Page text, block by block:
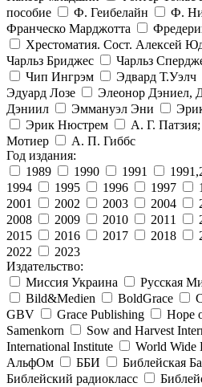
пособие
Ф. Геибелайн Ф.
Франческо Марджотта
Хрестоматия. Сост. Алексей
Чарльз Бриджес
Чарльз
Чип Ингрэм
Эдвард Т.Уэлч
Эдуард Лозе
Элеонор Дэниел,
Дэниил
Эммануэл Эни
Эрик Нюстрем
А. Г.
Мотиер
А. П. Гиббс
Год издания:
1989
1990 1991
1994
1995 1996 1997
2001
2002 2003 2004
2008
2009 2010 2011
2015
2016 2017 2018
2022
2023
Издательство:
Миссия Украина
Русская
Bild&Medien
BoldGrace
GBV
Grace Publishing
Hope
Samenkorn
Sow and Harvest
International Institute
World Wide
АльфОм
ББИ
Библейская
Библейский радиокласс